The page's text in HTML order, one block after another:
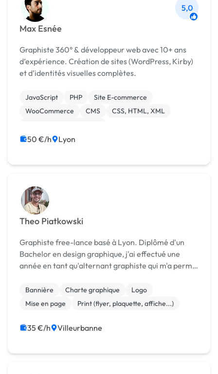
Max Esnée
5,0
Graphiste 360° & développeur web avec 10+ ans
d’expérience. Création de sites (WordPress, Kirby)
et d’identités visuelles complètes.
JavaScript PHP
Site E-commerce
WooCommerce
CMS
CSS, HTML, XML
Développement spécifique
50 €/h Lyon
Theo Piatkowski
Graphiste free-lance basé à Lyon. Diplômé d'un
Bachelor en design graphique, j'ai effectué une
année en tant qu'alternant graphiste qui m'a permis
logiciel et ma créativité sur chaque projet. Je me l...
Bannière Charte graphique
Logo
Mise en page
Print (flyer, plaquette, affiche...)
35 €/h Villeurbanne